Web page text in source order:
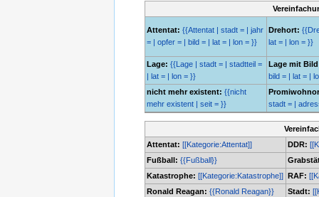
Attentat: {{Attentat | stadt = | jahr
= | opfer = | bild = | lat = | lon = }}
Drehort:
lat = | lon = }}
Lage: {{Lage | stadt = | stadtteil =
| lat = | lon = }}
Lage mit
bild = | lat = |
nicht mehr existent: {{nicht
mehr existent | seit = }}
stadt = |
Attentat: [[Kategorie:Attentat]] DDR:
Fußball: {{Fußball}}
Katastrophe: [[Kategorie:Katastrophe]] RAF:
Ronald Reagan: {{Ronald Reagan}} Stadt: